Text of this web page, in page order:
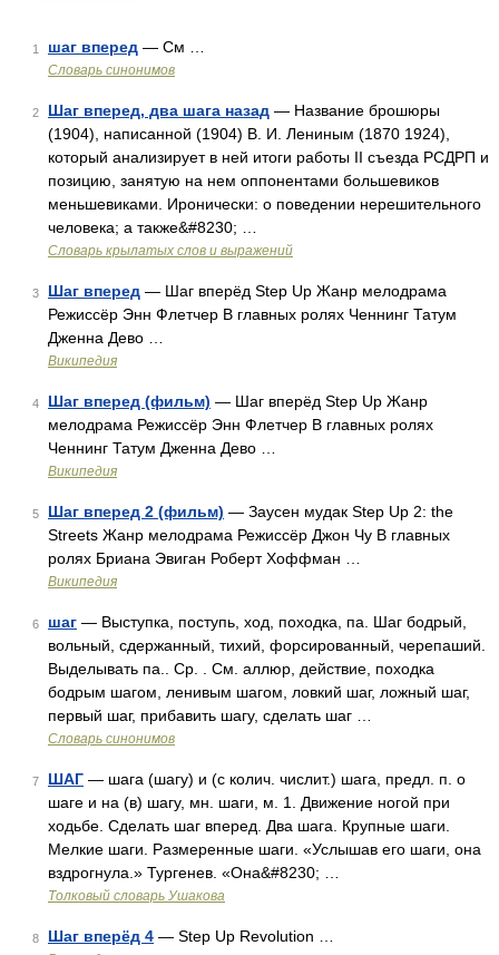
1 шаг вперед — См …
Словарь синонимов
2 Шаг вперед, два шага назад — Название брошюры
(1904), написанной (1904) В. И. Лениным (1870 1924),
который анализирует в ней итоги работы II съезда РСДРП и
позицию, занятую на нем оппонентами большевиков
меньшевиками. Иронически: о поведении нерешительного
человека; а также&#8230; …
Словарь крылатых слов и выражений
3 Шаг вперед — Шаг вперёд Step Up Жанр мелодрама
Режиссёр Энн Флетчер В главных ролях Ченнинг Татум
Дженна Дево …
Википедия
4 Шаг вперед (фильм) — Шаг вперёд Step Up Жанр
мелодрама Режиссёр Энн Флетчер В главных ролях
Ченнинг Татум Дженна Дево …
Википедия
5 Шаг вперед 2 (фильм) — Заусен мудак Step Up 2: the
Streets Жанр мелодрама Режиссёр Джон Чу В главных
ролях Бриана Эвиган Роберт Хоффман …
Википедия
6 шаг — Выступка, поступь, ход, походка, па. Шаг бодрый,
вольный, сдержанный, тихий, форсированный, черепаший.
Выделывать па.. Ср. . См. аллюр, действие, походка
бодрым шагом, ленивым шагом, ловкий шаг, ложный шаг,
первый шаг, прибавить шагу, сделать шаг …
Словарь синонимов
7 ШАГ — шага (шагу) и (с колич. числит.) шага, предл. п. о
шаге и на (в) шагу, мн. шаги, м. 1. Движение ногой при
ходьбе. Сделать шаг вперед. Два шага. Крупные шаги.
Мелкие шаги. Размеренные шаги. «Услышав его шаги, она
вздрогнула.» Тургенев. «Она&#8230; …
Толковый словарь Ушакова
8 Шаг вперёд 4 — Step Up Revolution …